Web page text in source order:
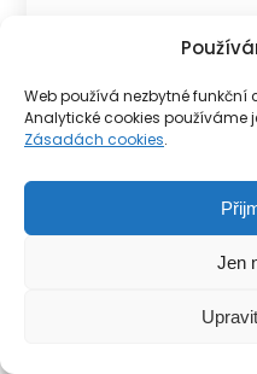
Web používá nezbytné funkční
Analytické cookies používáme
Zásadách cookies.
Jen